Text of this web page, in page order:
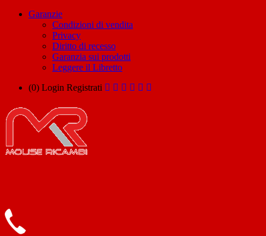
Garanzie
Condizioni di vendita
Privacy
Diritto di recesso
Garanzia sui prodotti
Leggere il Libretto
(0) Login Registrati